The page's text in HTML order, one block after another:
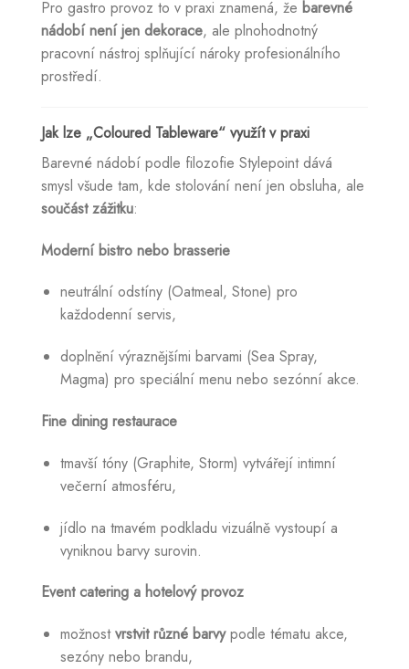
Pro gastro provoz to v praxi znamená, že barevné
nádobí není jen dekorace, ale plnohodnotný
pracovní nástroj splňující nároky profesionálního
prostředí.
Jak lze „Coloured Tableware“ využít v praxi
Barevné nádobí podle filozofie Stylepoint dává
smysl všude tam, kde stolování není jen obsluha, ale
součást zážitku:
Moderní bistro nebo brasserie
neutrální odstíny (Oatmeal, Stone) pro
každodenní servis,
doplnění výraznějšími barvami (Sea Spray,
Magma) pro speciální menu nebo sezónní akce.
Fine dining restaurace
tmavší tóny (Graphite, Storm) vytvářejí intimní
večerní atmosféru,
jídlo na tmavém podkladu vizuálně vystoupí a
vyniknou barvy surovin.
Event catering a hotelový provoz
možnostvrstvit různé barvypodle tématu akce,
sezóny nebo brandu,